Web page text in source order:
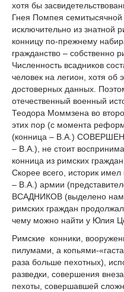
хотя бы
Гнея Помпея
исключительно из
конницу по-прежнему
гражданство – собственно
Численность всадников
человек на легион, хотя об
достоверных данных.
отечественный военный
Теодора Моммзена во
этих пор (с момента
(конница – В.А.)
– В.А.), не стоит
конница из римских
Скорее всего, историк
– В.А.) армии
ВСАДНИКОВ (выделено
римских граждан
чему можно найти у Юлия
Римские конники,
пилумами, а копьями-
раза больше пехотных),
разведки, совершения
пехоты, совершавшей